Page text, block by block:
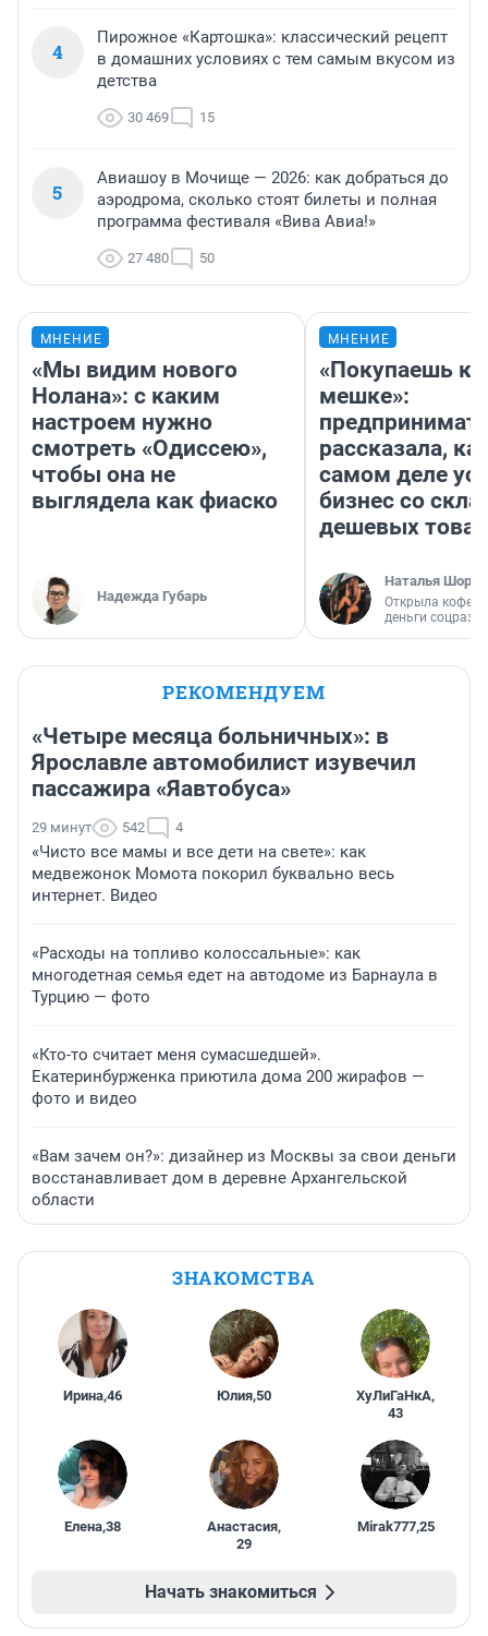
4
Пирожное «Картошка»: классический рецепт
в домашних условиях с тем самым вкусом из
детства
30 469 15
5
Авиашоу в Мочище — 2026: как добраться до
аэродрома, сколько стоят билеты и полная
программа фестиваля «Вива Авиа!»
27 480 50
МНЕНИЕ
«Мы видим нового
Нолана»: с каким
настроем нужно
смотреть «Одиссею»,
чтобы она не
выглядела как фиаско
Надежда Губарь
МНЕНИЕ
«Покупаешь
мешке»:
рассказала,
самом деле
бизнес со
дешевых
Наталья
Открыла
деньги
РЕКОМЕНДУЕМ
«Четыре месяца больничных»: в
Ярославле автомобилист изувечил
пассажира «Яавтобуса»
29 минут 542 4
«Чисто все мамы и все дети на свете»: как
медвежонок Момота покорил буквально весь
интернет. Видео
«Расходы на топливо колоссальные»: как
многодетная семья едет на автодоме из Барнаула в
Турцию — фото
«Кто-то считает меня сумасшедшей».
Екатеринбурженка приютила дома 200 жирафов —
фото и видео
«Вам зачем он?»: дизайнер из Москвы за свои деньги
восстанавливает дом в деревне Архангельской
области
ЗНАКОМСТВА
Ирина,46 Юлия,50 ХуЛиГаНкА,
43
Елена,38 Анастасия,
29
Mirak777,25
Начать знакомиться